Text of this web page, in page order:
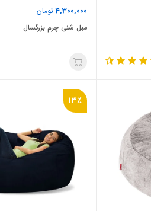
4,300,000تومان
مبل شنی چرم بزرگسال
13٪